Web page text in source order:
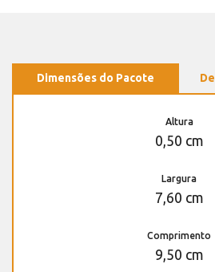
Dimensões do Pacote
Altura
0,50 cm
Largura
7,60 cm
Comprimento
9,50 cm